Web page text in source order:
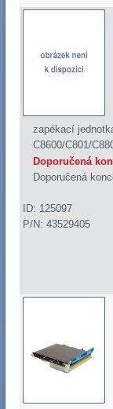
zapékací
C8600/C801/
Doporučená
Doporučená
ID: 125097
P/N: 43529405